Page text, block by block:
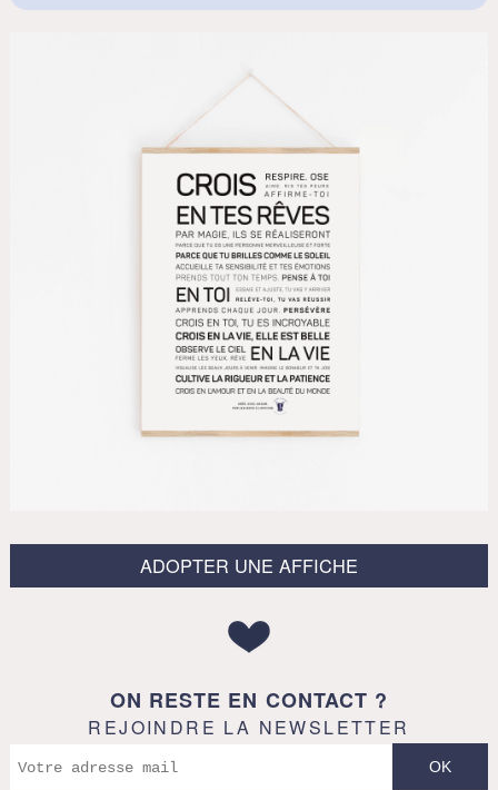
ADOPTER UNE AFFICHE
ON RESTE EN CONTACT ?
REJOINDRE LA NEWSLETTER